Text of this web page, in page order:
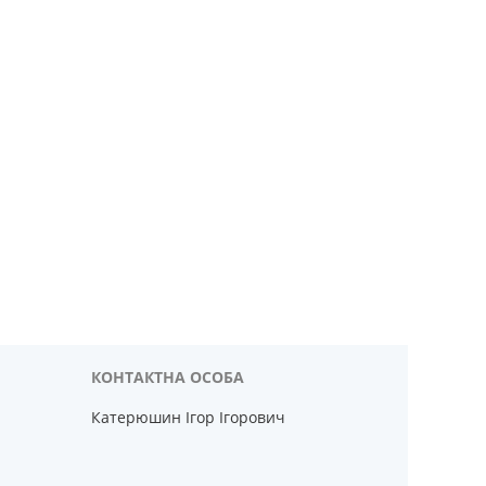
Катерюшин Ігор Ігорович